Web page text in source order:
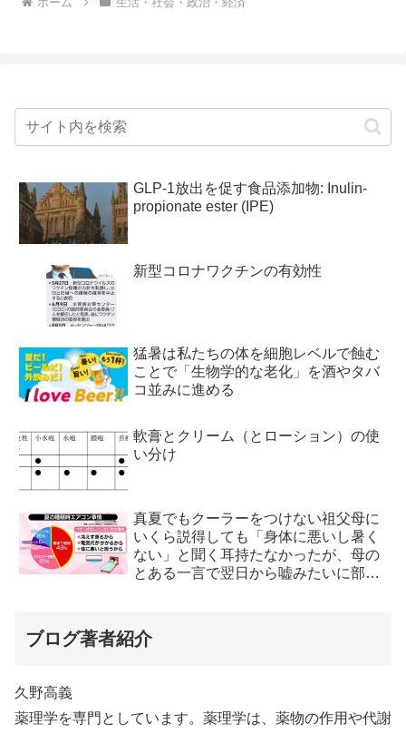
GLP-1放出を促す食品添加物: Inulin-
propionate ester (IPE)
新型コロナワクチンの有効性
猛暑は私たちの体を細胞レベルで蝕む
ことで「生物学的な老化」を酒やタバ
コ並みに進める
軟膏とクリーム（とローション）の使
い分け
真夏でもクーラーをつけない祖父母に
いくら説得しても「身体に悪いし暑く
ない」と聞く耳持たなかったが、母の
とある一言で翌日から嘘みたいに部屋
ブログ著者紹介
久野高義
薬理学を専門としています。薬理学は、薬物の作用や代謝